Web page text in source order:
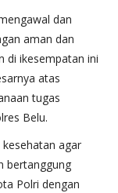
dan
aman dan
di ikesempatan ini
atas
tugas
Belu.
agar
bertanggung
Polri dengan